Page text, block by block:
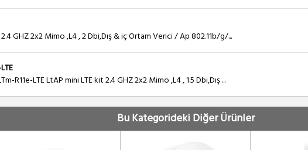
GHZ 2x2 Mimo ,L4 , 2 Dbi,Dış & iç Ortam Verici / Ap 802.11b/g/...
R11e-LTE LtAP mini LTE kit 2.4 GHZ 2x2 Mimo ,L4 , 1.5 Dbi,Dış ...
Bu Kategorideki Diğer Ürünler